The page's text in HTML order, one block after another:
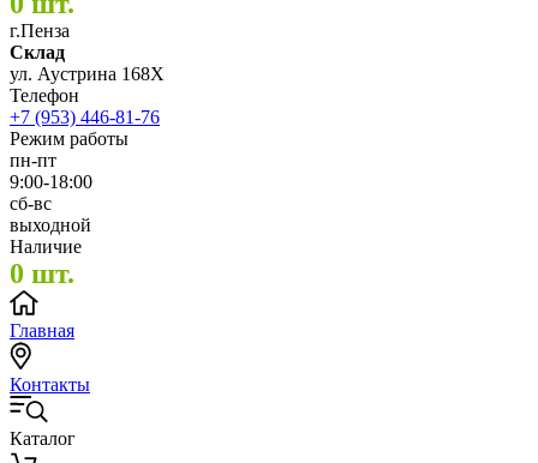
г.Пенза
Склад
ул. Аустрина 168Х
Телефон
+7 (953) 446-81-76
Режим работы
пн-пт
9:00-18:00
сб-вс
выходной
Наличие
0 шт.
Главная
Контакты
Каталог